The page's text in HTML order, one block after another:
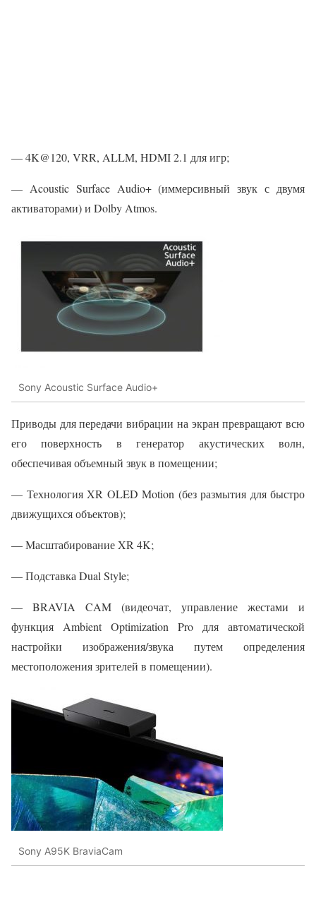
— 4K@120, VRR, ALLM, HDMI 2.1 для игр;
— Acoustic Surface Audio+ (иммерсивный звук с двумя
активаторами) и Dolby Atmos.
Sony Acoustic Surface Audio+
Приводы для передачи вибрации на экран превращают всю
его поверхность в генератор акустических волн,
обеспечивая объемный звук в помещении;
— Технология XR OLED Motion (без размытия для быстро
движущихся объектов);
— Масштабирование XR 4K;
— Подставка Dual Style;
— BRAVIA CAM (видеочат, управление жестами и
функция Ambient Optimization Pro для автоматической
настройки изображения/звука путем определения
местоположения зрителей в помещении).
Sony A95K BraviaCam